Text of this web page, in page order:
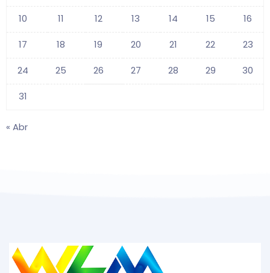
10 11 12 13 14 15 16
17 18 19 20 21 22 23
24 25 26 27 28 29 30
31
« Abr